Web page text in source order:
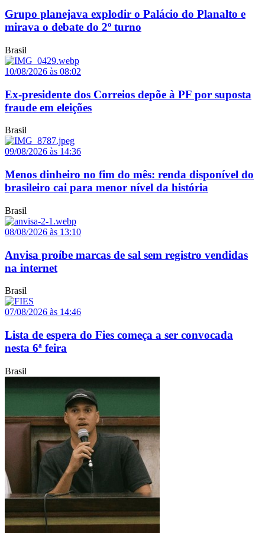
Grupo planejava explodir o Palácio do Planalto e
mirava o debate do 2º turno
Brasil
10/08/2026 às 08:02
Ex-presidente dos Correios depõe à PF por suposta
fraude em eleições
Brasil
09/08/2026 às 14:36
Menos dinheiro no fim do mês: renda disponível do
brasileiro cai para menor nível da história
Brasil
08/08/2026 às 13:10
Anvisa proíbe marcas de sal sem registro vendidas
na internet
Brasil
07/08/2026 às 14:46
Lista de espera do Fies começa a ser convocada
nesta 6ª feira
Brasil